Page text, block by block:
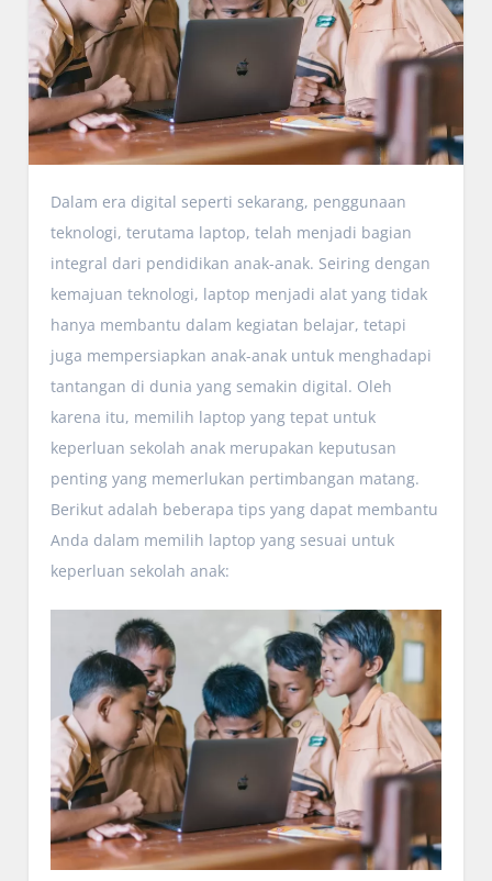
Dalam era digital seperti sekarang, penggunaan
teknologi, terutama laptop, telah menjadi bagian
integral dari pendidikan anak-anak. Seiring dengan
kemajuan teknologi, laptop menjadi alat yang tidak
hanya membantu dalam kegiatan belajar, tetapi
juga mempersiapkan anak-anak untuk menghadapi
tantangan di dunia yang semakin digital. Oleh
karena itu, memilih laptop yang tepat untuk
keperluan sekolah anak merupakan keputusan
penting yang memerlukan pertimbangan matang.
Berikut adalah beberapa tips yang dapat membantu
Anda dalam memilih laptop yang sesuai untuk
keperluan sekolah anak: